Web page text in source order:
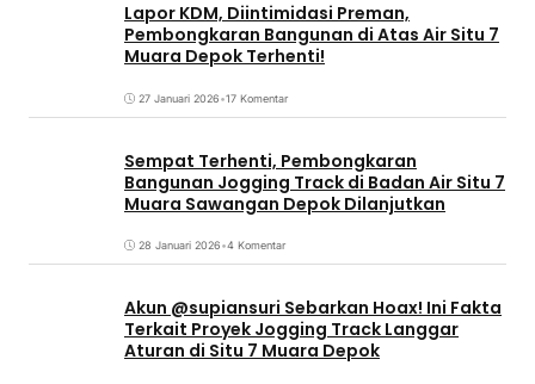
Lapor KDM, Diintimidasi Preman,
Pembongkaran Bangunan di Atas Air Situ 7
Muara Depok Terhenti!
27 Januari 2026•17 Komentar
Sempat Terhenti, Pembongkaran
Bangunan Jogging Track di Badan Air Situ 7
Muara Sawangan Depok Dilanjutkan
28 Januari 2026•4 Komentar
Akun @supiansuri Sebarkan Hoax! Ini Fakta
Terkait Proyek Jogging Track Langgar
Aturan di Situ 7 Muara Depok